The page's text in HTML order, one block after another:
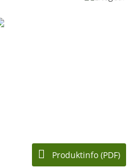
Produktinfo (PDF)